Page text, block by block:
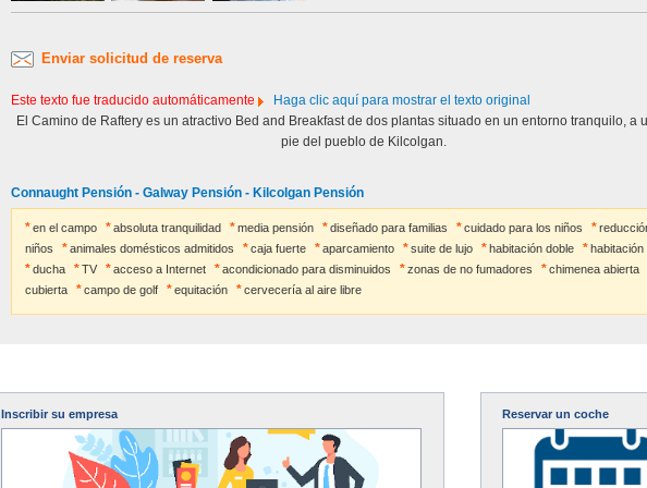
Enviar solicitud de reserva
Este texto fue traducido automáticamente
Haga clic aquí para mostrar el texto original
El Camino de Raftery es un atractivo Bed and Breakfast de dos plantas situado en un entorno tranquilo, a
pie del pueblo de Kilcolgan.
Connaught Pensión - Galway Pensión - Kilcolgan Pensión
en el campo absoluta tranquilidad media pensión diseñado para familias cuidado para los niños
niños
animales domésticos admitidos caja fuerte aparcamiento suite de lujo habitación doble
habitación
ducha
TV acceso a Internet acondicionado para disminuidos zonas de no fumadores chimenea abierta
cubierta
campo de golf equitación cervecería al aire libre
Inscribir su empresa Reservar un coche